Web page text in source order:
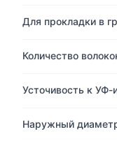
Для прокладки в
Количество
Усточивость к УФ-
Наружный